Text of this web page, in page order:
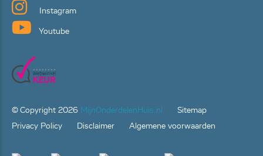
Instagram
Youtube
© Copyright 2026 MijnOnderdelenHuis.nl
Sitemap
Privacy Policy
Disclaimer Algemene voorwaarden